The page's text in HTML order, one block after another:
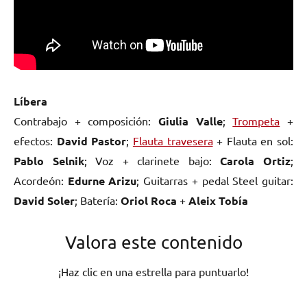
Líbera
Contrabajo + composición: Giulia Valle;Trompeta +
efectos: David Pastor; Flauta travesera+ Flauta en sol:
Pablo Selnik; Voz + clarinete bajo:Carola Ortiz;
Acordeón: Edurne Arizu; Guitarras + pedal Steel guitar:
David Soler; Batería: Oriol Roca + Aleix Tobía
Valora este contenido
¡Haz clic en una estrella para puntuarlo!